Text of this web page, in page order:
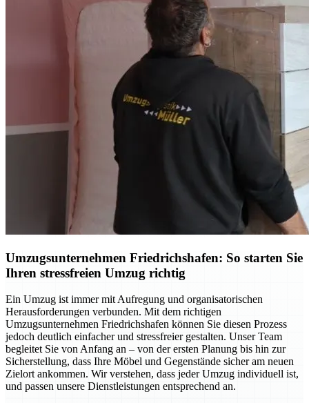
Umzugsunternehmen Friedrichshafen: So starten Sie
Ihren stressfreien Umzug richtig
Ein Umzug ist immer mit Aufregung und organisatorischen
Herausforderungen verbunden. Mit dem richtigen
Umzugsunternehmen Friedrichshafen können Sie diesen Prozess
jedoch deutlich einfacher und stressfreier gestalten. Unser Team
begleitet Sie von Anfang an – von der ersten Planung bis hin zur
Sicherstellung, dass Ihre Möbel und Gegenstände sicher am neuen
Zielort ankommen. Wir verstehen, dass jeder Umzug individuell ist,
und passen unsere Dienstleistungen entsprechend an.